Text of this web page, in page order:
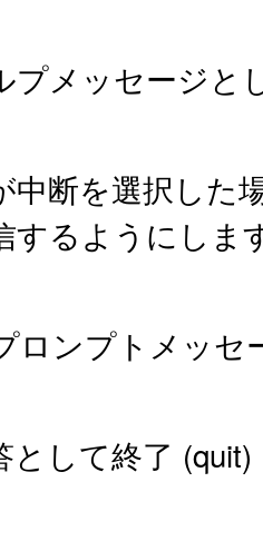
プメッセージと
中断を選択した
するようにしま
ロンプトメッセ
として終了